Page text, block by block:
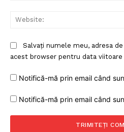
Un
FREEDOM
Salvați numele meu, adresa
acest browser pentru data
Notifică-mă prin email când
Notifică-mă prin email când